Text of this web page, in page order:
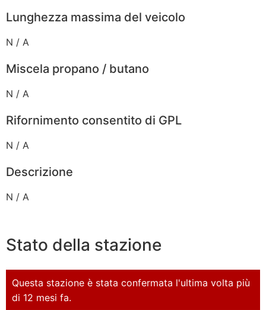
Lunghezza massima del veicolo
N / A
Miscela propano / butano
N / A
Rifornimento consentito di GPL
N / A
Descrizione
N / A
Stato della stazione
Questa stazione è stata confermata l'ultima volta più
di 12 mesi fa.